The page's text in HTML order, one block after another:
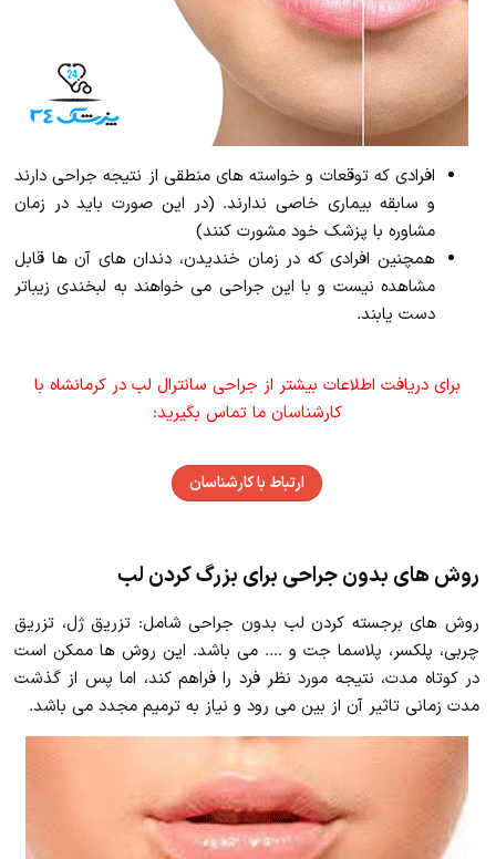
افرادی که توقعات و خواسته های منطقی از نتیجه جراحی دارند
و سابقه بیماری خاصی ندارند. (در این صورت باید در زمان
مشاوره با پزشک خود مشورت کنند)
همچنین افرادی که در زمان خندیدن، دندان های آن ها قابل
مشاهده نیست و با این جراحی می خواهند به لبخندی زیباتر
دست یابند.
برای دریافت اطلاعات بیشتر از جراحی سانترال لب در کرمانشاه با
کارشناسان ما تماس بگیرید:
ارتباط با کارشناسان
روش های بدون جراحی برای بزرگ کردن لب
روش های برجسته کردن لب بدون جراحی شامل: تزریق ژل، تزریق
چربی، پلکسر، پلاسما جت و …. می باشد. این روش ها ممکن است
در کوتاه مدت، نتیجه مورد نظر فرد را فراهم کند، اما پس از گذشت
مدت زمانی تاثیر آن از بین می رود و نیاز به ترمیم مجدد می باشد.